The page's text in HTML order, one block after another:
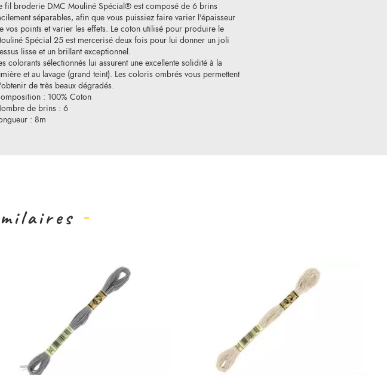
fil broderie DMC Mouliné Spécial® est composé de 6 brins
séparables, afin que vous puissiez faire varier l'épaisseur
vos points et varier les effets. Le coton utilisé pour produire le
Spécial 25 est mercerisé deux fois pour lui donner un joli
lisse et un brillant exceptionnel.
colorants sélectionnés lui assurent une excellente solidité à la
et au lavage (grand teint). Les coloris ombrés vous permettent
de très beaux dégradés.
: 100% Coton
de brins : 6
: 8m